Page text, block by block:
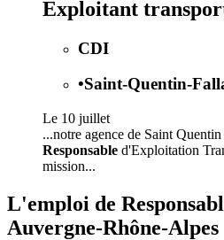
Exploitant
CDI
•Saint-Quentin-
Le 10 juillet
...notre agence de Saint
Responsable d'Exploitation
mission...
L'emploi de
Auvergne-Rhône-Alpes